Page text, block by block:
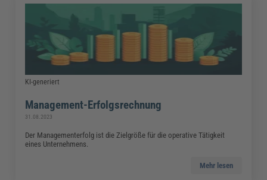
KI-generiert
Management-Erfolgsrechnung
31.08.2023
Der Managementerfolg ist die Zielgröße für die operative Tätigkeit
eines Unternehmens.
Mehr lesen